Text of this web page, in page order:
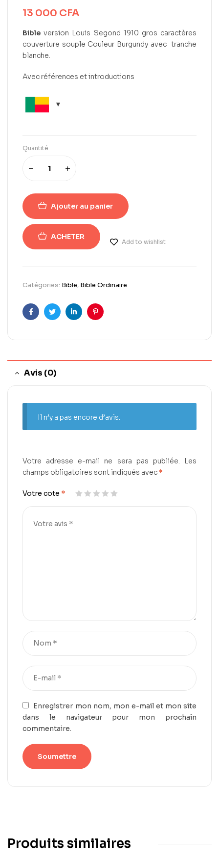
13 000 CFA
Bibleversion Louis Segond 1910 gros caractères
couverture souple Couleur Burgundy avec tranche
blanche.
Avec références et introductions
Quantité
Ajouter au panier
ACHETER
Add to wishlist
Catégories: Bible, Bible Ordinaire
FacebookTwitterLinkedinPinterest
Avis (0)
Il n’y a pas encore d’avis.
Votre adresse e-mail ne sera pas publiée.
Les
champs obligatoires sont indiqués avec*
Votre cote *
Enregistrer mon nom, mon e-mail et mon site
dans le navigateur pour mon prochain
commentaire.
Produits similaires